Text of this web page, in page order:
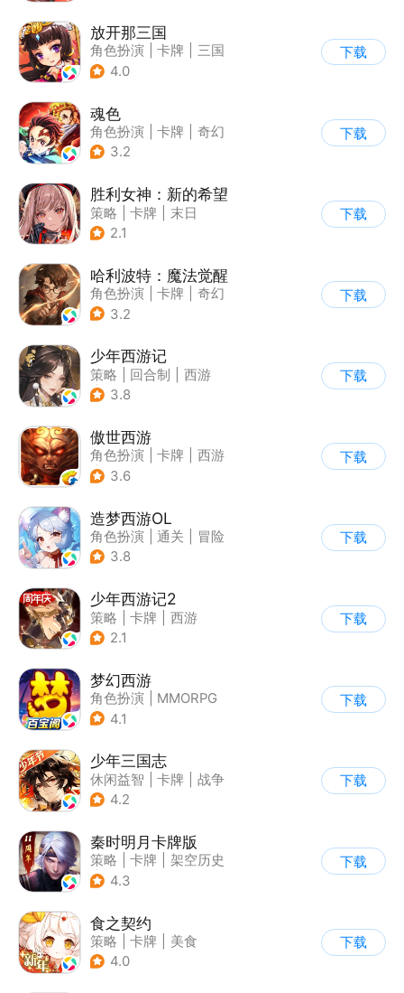
放开那三国
角色扮演 卡牌
三国
| Q版
4.0
下载
魂色
角色扮演 卡牌
奇幻
| 动漫
3.2
下载
胜利女神：新的希望
策略 卡牌
末日
| 美少女
2.1
下载
哈利波特：魔法觉醒
角色扮演 卡牌
奇幻
| 哈利波特
3.2
下载
少年西游记
策略 回合制
西游
| 中国风
3.8
下载
傲世西游
角色扮演 卡牌
西游
| 卡通
3.6
下载
造梦西游OL
角色扮演 通关
冒险
| 剧情
3.8
下载
少年西游记2
策略 卡牌
西游
| 剧情
2.1
下载
梦幻西游
角色扮演
MMORPG
| 西游
4.1
下载
少年三国志
休闲益智 卡牌
战争
| 少年三国志
4.2
下载
秦时明月卡牌版
策略 卡牌
架空历史
| 秦时明月
4.3
下载
食之契约
策略 卡牌
美食
| 二次元
4.0
下载